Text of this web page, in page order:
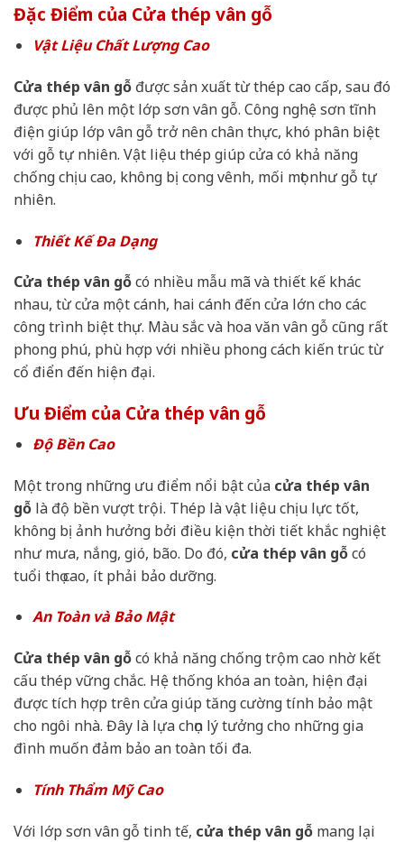
Đặc Điểm của Cửa thép vân gỗ
Vật Liệu Chất Lượng Cao
Cửa thép vân gỗ được sản xuất từ thép cao cấp, sau đó
được phủ lên một lớp sơn vân gỗ. Công nghệ sơn tĩnh
điện giúp lớp vân gỗ trở nên chân thực, khó phân biệt
với gỗ tự nhiên. Vật liệu thép giúp cửa có khả năng
chống chịu cao, không bị cong vênh, mối mọt như gỗ tự
nhiên.
Thiết Kế Đa Dạng
Cửa thép vân gỗcó nhiều mẫu mã và thiết kế khác
nhau, từ cửa một cánh, hai cánh đến cửa lớn cho các
công trình biệt thự. Màu sắc và hoa văn vân gỗ cũng rất
phong phú, phù hợp với nhiều phong cách kiến trúc từ
cổ điển đến hiện đại.
Ưu Điểm của Cửa thép vân gỗ
Độ Bền Cao
Một trong những ưu điểm nổi bật của cửa thép vân
gỗ là độ bền vượt trội. Thép là vật liệu chịu lực tốt,
không bị ảnh hưởng bởi điều kiện thời tiết khắc nghiệt
như mưa, nắng, gió, bão. Do đó, cửa thép vân gỗcó
tuổi thọ cao, ít phải bảo dưỡng.
An Toàn và Bảo Mật
Cửa thép vân gỗcó khả năng chống trộm cao nhờ kết
cấu thép vững chắc. Hệ thống khóa an toàn, hiện đại
được tích hợp trên cửa giúp tăng cường tính bảo mật
cho ngôi nhà. Đây là lựa chọn lý tưởng cho những gia
đình muốn đảm bảo an toàn tối đa.
Tính Thẩm Mỹ Cao
Với lớp sơn vân gỗ tinh tế, cửa thép vân gỗ mang lại